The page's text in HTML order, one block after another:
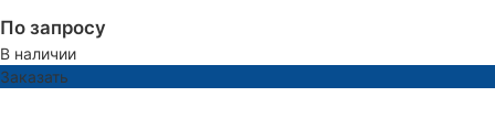
По запросу
В наличии
Заказать